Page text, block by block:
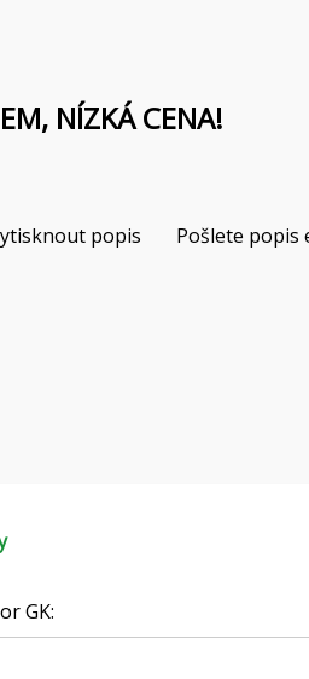
NÍZKÁ CENA!
popis Pošlete popis
GK: